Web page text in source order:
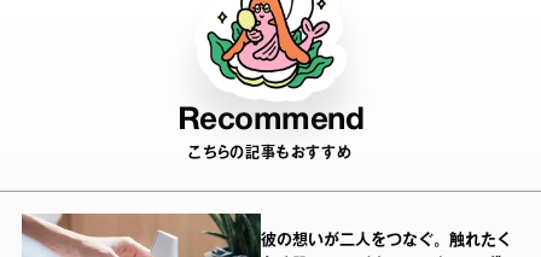
Recommend
こちらの記事もおすすめ
彼の想いが二人をつなぐ。触れたく